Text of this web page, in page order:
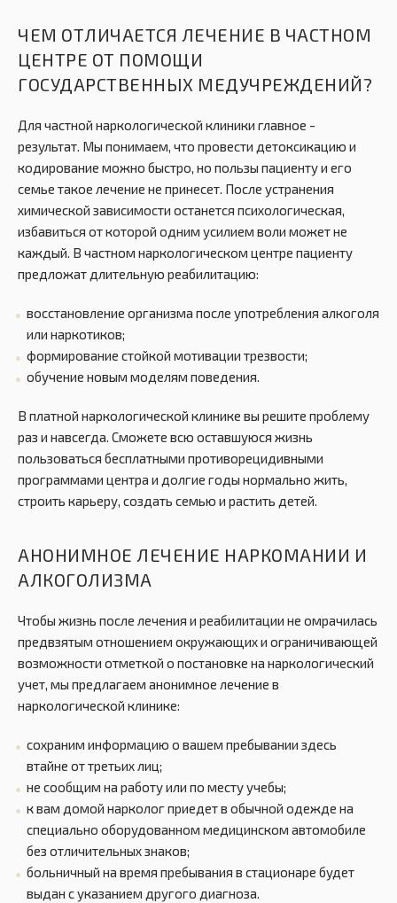
ЧЕМ ОТЛИЧАЕТСЯ ЛЕЧЕНИЕ В ЧАСТНОМ
ЦЕНТРЕ ОТ ПОМОЩИ
ГОСУДАРСТВЕННЫХ МЕДУЧРЕЖДЕНИЙ?
Для частной наркологической клиники главное -
результат. Мы понимаем, что провести детоксикацию и
кодирование можно быстро, но пользы пациенту и его
семье такое лечение не принесет. После устранения
химической зависимости останется психологическая,
избавиться от которой одним усилием воли может не
каждый. В частном наркологическом центре пациенту
предложат длительную реабилитацию:
восстановление организма после употребления алкоголя
или наркотиков;
формирование стойкой мотивации трезвости;
обучение новым моделям поведения.
В платной наркологической клинике вы решите проблему
раз и навсегда. Сможете всю оставшуюся жизнь
пользоваться бесплатными противорецидивными
программами центра и долгие годы нормально жить,
строить карьеру, создать семью и растить детей.
АНОНИМНОЕ ЛЕЧЕНИЕ НАРКОМАНИИ И
АЛКОГОЛИЗМА
Чтобы жизнь после лечения и реабилитации не омрачилась
предвзятым отношением окружающих и ограничивающей
возможности отметкой о постановке на наркологический
учет, мы предлагаем анонимное лечение в
наркологической клинике:
сохраним информацию о вашем пребывании здесь
втайне от третьих лиц;
не сообщим на работу или по месту учебы;
к вам домой нарколог приедет в обычной одежде на
специально оборудованном медицинском автомобиле
без отличительных знаков;
больничный на время пребывания в стационаре будет
выдан с указанием другого диагноза.